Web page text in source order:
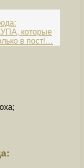
которые
в пост!…